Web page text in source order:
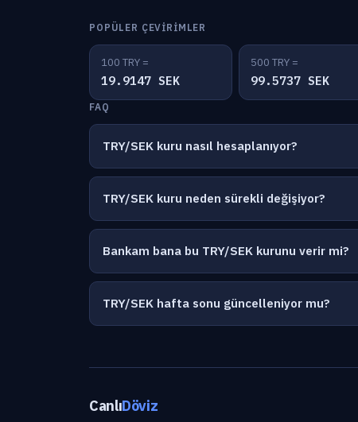
POPÜLER ÇEVIRIMLER
100 TRY =
19.9147 SEK
500 TRY =
99.5737 SEK
FAQ
TRY/SEK kuru nasıl hesaplanıyor?
TRY/SEK kuru neden sürekli değişiyor?
Bankam bana bu TRY/SEK kurunu verir mi?
TRY/SEK hafta sonu güncelleniyor mu?
CanlıDöviz